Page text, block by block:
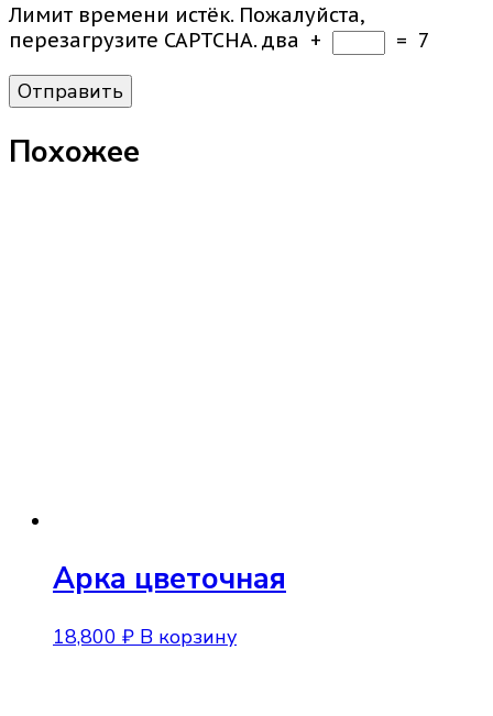
Лимит времени истёк. Пожалуйста,
перезагрузите CAPTCHA. два + = 7
Похожее
Арка цветочная
18,800 ₽ В корзину